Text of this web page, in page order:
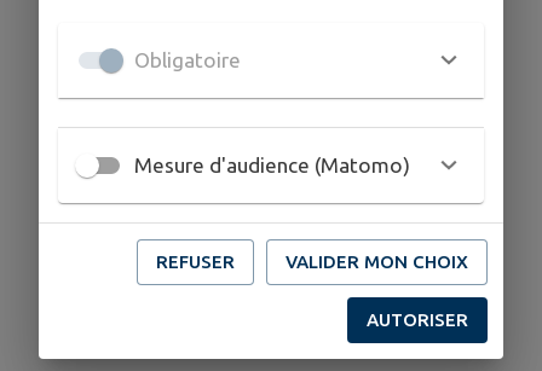
Obligatoire
Mesure d'audience (Matomo)
REFUSER VALIDER MON CHOIX
AUTORISER